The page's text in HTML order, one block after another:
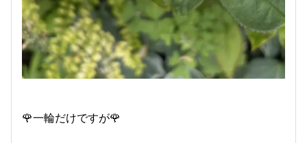
🌹一輪だけですが🌹